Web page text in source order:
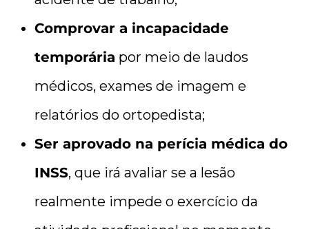
Comprovar a incapacidade
temporária por meio de laudos
médicos, exames de imagem e
relatórios do ortopedista;
Ser aprovado na perícia médica do
INSS, que irá avaliar se a lesão
realmente impede o exercício da